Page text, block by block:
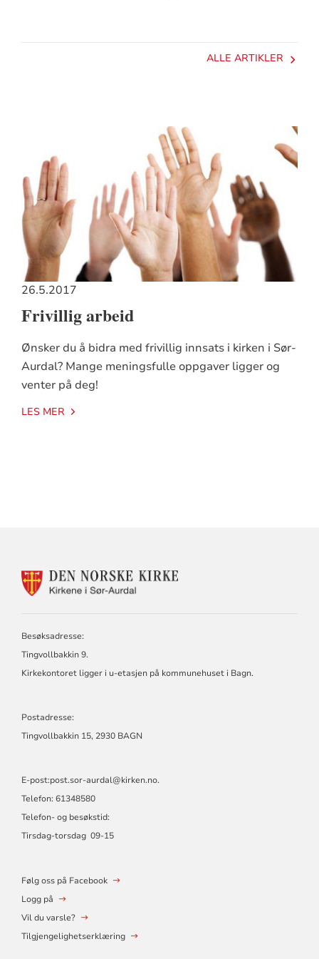
ALLE ARTIKLER
26.5.2017
Frivillig arbeid
Ønsker du å bidra med frivillig innsats i kirken i Sør-
Aurdal? Mange meningsfulle oppgaver ligger og
venter på deg!
LES MER
KONTAKTINFORMASJON
Besøksadresse:
Tingvollbakkin 9.
Kirkekontoret ligger i u-etasjen på kommunehuset i Bagn.
Postadresse:
Tingvollbakkin 15, 2930 BAGN
E-post:post.sor-aurdal@kirken.no.
Telefon: 61348580
Telefon- og besøkstid:
Tirsdag-torsdag 09-15
Følg oss på Facebook
Logg på
Vil du varsle?
Tilgjengelighetserklæring